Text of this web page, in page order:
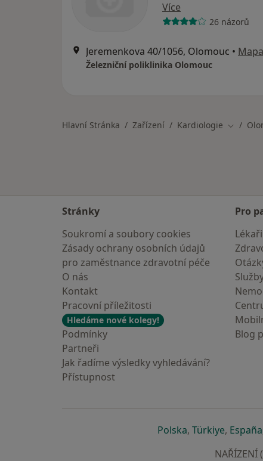
Více
26 názorů
Jeremenkova 40/1056, Olomouc • Mapa
Železniční poliklinika Olomouc
Hlavní Stránka Zařízení Kardiologie Změna
Stránky
Soukromí a soubory cookies
Zásady ochrany osobních údajů
pro zaměstnance zdravotní péče
O nás
Kontakt
Pracovní příležitosti
Hledáme nové kolegy!
Podmínky
Partneři
Jak řadíme výsledky vyhledávání?
Přístupnost
Pro
Lékaři
Blog
Polskase otevře v nové
, Türkiyese
, España